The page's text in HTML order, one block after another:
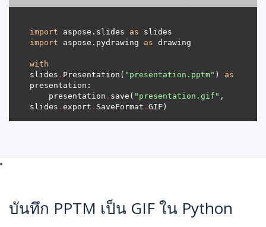
import aspose.slides as
import aspose.pydrawing as
with
slides . Presentation( "presentation.pptm" ) as
    presentation
. save( "presentation.gif" ,
slides . export . SaveFormat .
บันทึก PPTM เป็น GIF ใน Python